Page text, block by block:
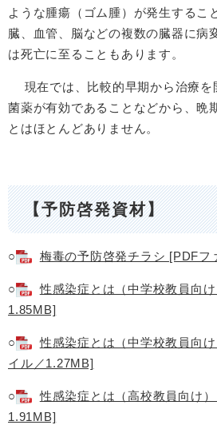
ような腫瘍（ゴム腫）が発生するこ
臓、血管、脳などの複数の臓器に病
は死亡に至ることもあります。
現在では、比較的早期から治療を
菌薬が有効であることなどから、晩
とはほとんどありません。
【予防啓発資材】
○ 梅毒の予防啓発チラシ [PDFフ
○
性感染症とは（中学校教員向
1.85MB]
○
性感染症とは（中学校教員向
イル／1.27MB]
○
性感染症とは（高校教員向け
1.91MB]